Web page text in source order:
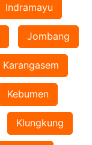
Indramayu
Jombang
Karangasem
Kebumen
Klungkung